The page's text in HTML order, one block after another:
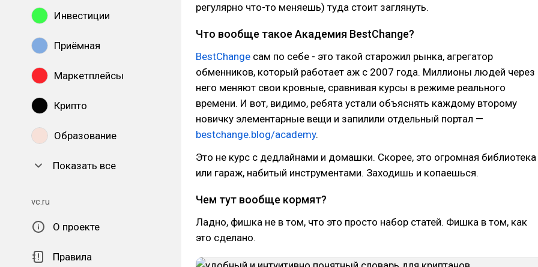
Инвестиции
Приёмная
Маркетплейсы
Крипто
Образование
Показать все
vc.ru
О проекте
Правила
регулярно что-то меняешь) туда стоит заглянуть.
Что вообще такое Академия BestChange?
BestChange сам по себе - это такой старожил рынка, агрегатор
обменников, который работает аж с 2007 года. Миллионы людей через
него меняют свои кровные, сравнивая курсы в режиме реального
времени. И вот, видимо, ребята устали объяснять каждому второму
новичку элементарные вещи и запилили отдельный портал —
bestchange.blog/academy.
Это не курс с дедлайнами и домашки. Скорее, это огромная библиотека
или гараж, набитый инструментами. Заходишь и копаешься.
Чем тут вообще кормят?
Ладно, фишка не в том, что это просто набор статей. Фишка в том, как
это сделано.